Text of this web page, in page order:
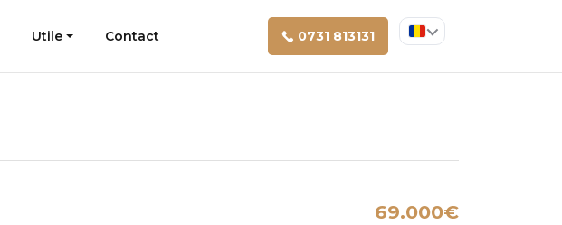
Utile Contact 0731 813131
69.000€